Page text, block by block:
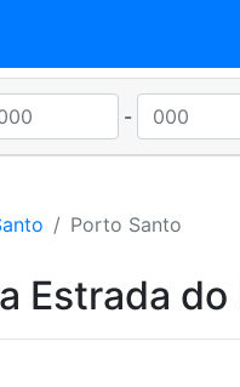
-
Porto Santo
Estrada do